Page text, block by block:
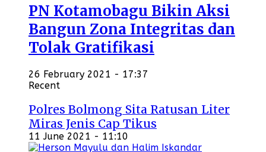
PN Kotamobagu Bikin Aksi
Bangun Zona Integritas dan
Tolak Gratifikasi
26 February 2021 - 17:37
Recent
Polres Bolmong Sita Ratusan Liter
Miras Jenis Cap Tikus
11 June 2021 - 11:10